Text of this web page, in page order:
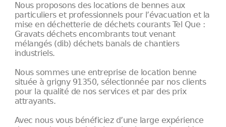
Nous proposons des locations de bennes aux
particuliers et professionnels pour l’évacuation et la
mise en déchetterie de déchets courants Tel Que :
Gravats déchets encombrants tout venant
mélangés (dib) déchets banals de chantiers
industriels.
Nous sommes une entreprise de location benne
située à grigny 91350, sélectionnée par nos clients
pour la qualité de nos services et par des prix
attrayants.
Avec nous vous bénéficiez d’une large expérience